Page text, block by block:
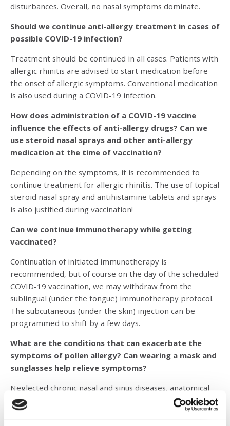
disturbances. Overall, no nasal symptoms dominate.
Should we continue anti-allergy treatment in cases of
possible COVID-19 infection?
Treatment should be continued in all cases. Patients with
allergic rhinitis are advised to start medication before
the onset of allergic symptoms. Conventional medication
is also used during a COVID-19 infection.
How does administration of a COVID-19 vaccine
influence the effects of anti-allergy drugs? Can we
use steroid nasal sprays and other anti-allergy
medication at the time of vaccination?
Depending on the symptoms, it is recommended to
continue treatment for allergic rhinitis. The use of topical
steroid nasal spray and antihistamine tablets and sprays
is also justified during vaccination!
Can we continue immunotherapy while getting
vaccinated?
Continuation of initiated immunotherapy is
recommended, but of course on the day of the scheduled
COVID-19 vaccination, we may withdraw from the
sublingual (under the tongue) immunotherapy protocol.
The subcutaneous (under the skin) injection can be
programmed to shift by a few days.
What are the conditions that can exacerbate the
symptoms of pollen allergy? Can wearing a mask and
sunglasses help relieve symptoms?
Neglected chronic nasal and sinus diseases, anatomical
deformities, improperly adjusted medication, cross-
reactivity caused by meals, stress, air pollution, excessive